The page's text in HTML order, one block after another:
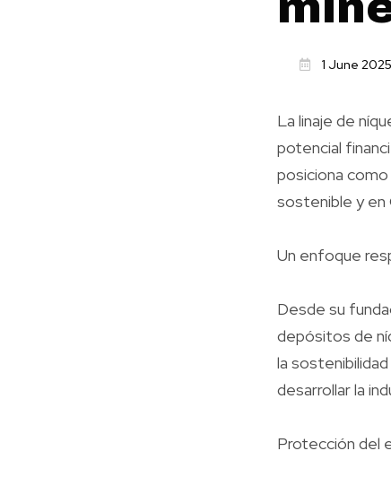
1 June 2025
La linaje de
potencial
posiciona
sostenible y en
Un enfoque
Desde su
depósitos de
la
desarrollar la
Protección del